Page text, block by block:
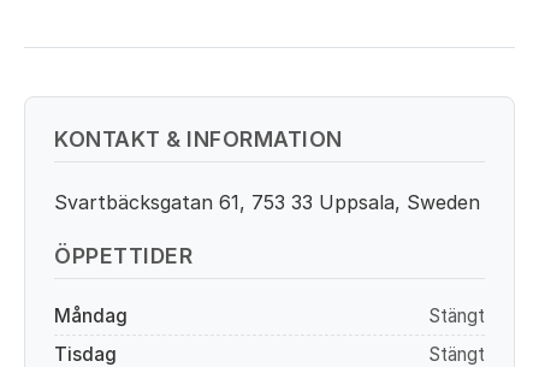
KONTAKT & INFORMATION
Svartbäcksgatan 61, 753 33 Uppsala, Sweden
ÖPPETTIDER
Måndag
Stängt
Tisdag
Stängt